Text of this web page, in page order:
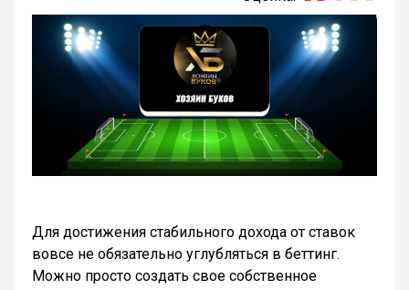
Для достижения стабильного дохода от ставок
вовсе не обязательно углубляться в беттинг.
Можно просто создать свое собственное